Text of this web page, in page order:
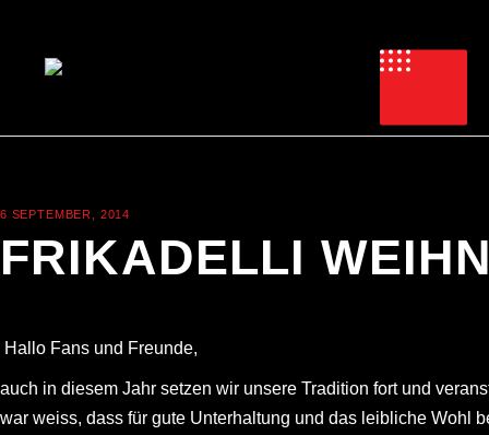
6 SEPTEMBER, 2014
FRIKADELLI
Hallo Fans und Freunde,
auch in diesem Jahr setzen wir unsere Tradition fort und
war weiss, dass für gute Unterhaltung und das leibliche Wohl